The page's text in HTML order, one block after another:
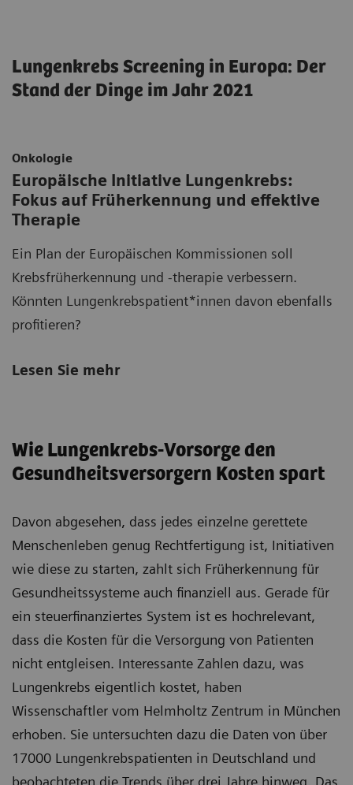
Lungenkrebs Screening in Europa: Der
Stand der Dinge im Jahr 2021
Onkologie
Europäische Initiative Lungenkrebs:
Fokus auf Früherkennung und effektive
Therapie
Ein Plan der Europäischen Kommissionen soll
Krebsfrüherkennung und -therapie verbessern.
Könnten Lungenkrebspatient*innen davon ebenfalls
profitieren?
Lesen Sie mehr
Wie Lungenkrebs-Vorsorge den
Gesundheitsversorgern Kosten spart
Davon abgesehen, dass jedes einzelne gerettete
Menschenleben genug Rechtfertigung ist, Initiativen
wie diese zu starten, zahlt sich Früherkennung für
Gesundheitssysteme auch finanziell aus. Gerade für
ein steuerfinanziertes System ist es hochrelevant,
dass die Kosten für die Versorgung von Patienten
nicht entgleisen. Interessante Zahlen dazu, was
Lungenkrebs eigentlich kostet, haben
Wissenschaftler vom Helmholtz Zentrum in München
erhoben. Sie untersuchten dazu die Daten von über
17000 Lungenkrebspatienten in Deutschland und
beobachteten die Trends über drei Jahre hinweg. Das